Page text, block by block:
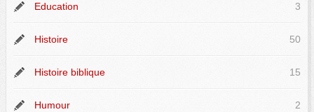
Education 3
Histoire 50
Histoire biblique 15
Humour 2